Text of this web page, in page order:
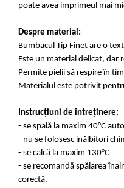
poate avea imprimeul mai
Despre material:
Bumbacul Tip Finet are o
Este un material delicat,
Permite pielii să respire în
Materialul este potrivit
Instrucțiuni de întreținere:
- se spală la maxim 40°C
- nu se folosesc inălbitori
- se calcă la maxim 130°C
- se recomandă spălarea